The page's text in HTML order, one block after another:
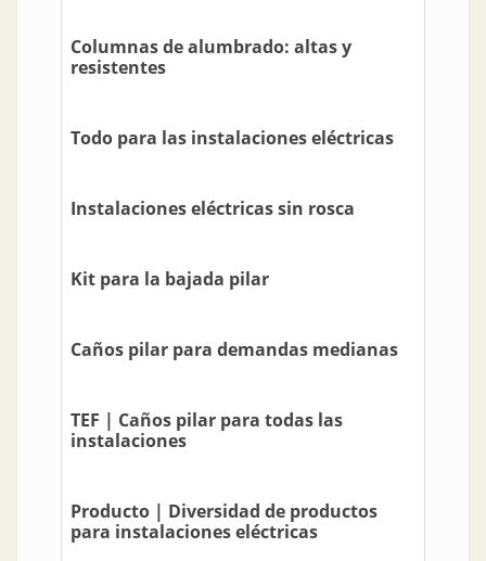
Columnas de alumbrado: altas y
resistentes
Todo para las instalaciones eléctricas
Instalaciones eléctricas sin rosca
Kit para la bajada pilar
Caños pilar para demandas medianas
TEF | Caños pilar para todas las
instalaciones
Producto | Diversidad de productos
para instalaciones eléctricas